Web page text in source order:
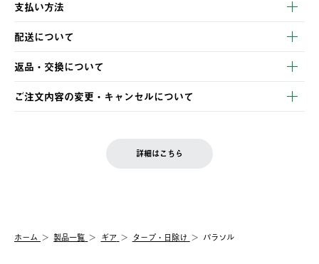
支払い方法
以下のいずれかの方法でお支払いいただけます。
・クレジットカード決済
・コンビニ決済
・Pay-easy決済
配送について
【発送スケジュール】
ご注文・ご入金完了より2営業日以内に商品を発送いたします。
土日祝の発送はございませんので、木曜日以降のご注文は週明け
の発送となる場合がございます。
【配送業者】
佐川急便にて配送されます。
返品・交換について
※お客様都合の場合
お客様都合の返品にかかる送料は、お客様ご負担とさせていただ
一度お手元の商品を返品いただき、ご希望商品を再注文してくだ
ご注文内容の変更・キャンセルについて
LOGOS FAMILY会員の方は、会員マイページ内 購入履歴画面に
詳細はこちら
ホーム 製品一覧 ギア タープ・日除け パラソル